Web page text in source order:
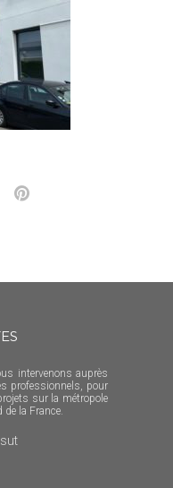
intervenons auprès
professionnels, pour
sur la métropole
de la France.